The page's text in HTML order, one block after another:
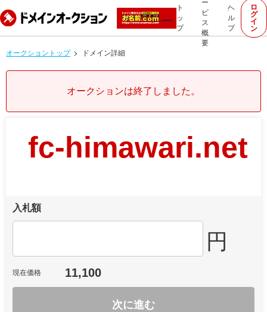
ト
ッ
プ
ー
ビ
ス
概
要
ヘ
ル
プ
ロ
グ
イ
ン
オークショントップ ドメイン詳細
オークションは終了しました。
fc-himawari.net
入札額
円
現在価格 11,100
次に進む